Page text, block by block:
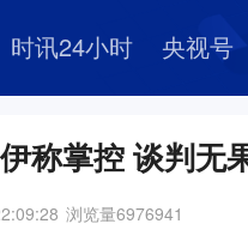
时讯24小时 央视号
称掌控 谈判无
浏览量6976941